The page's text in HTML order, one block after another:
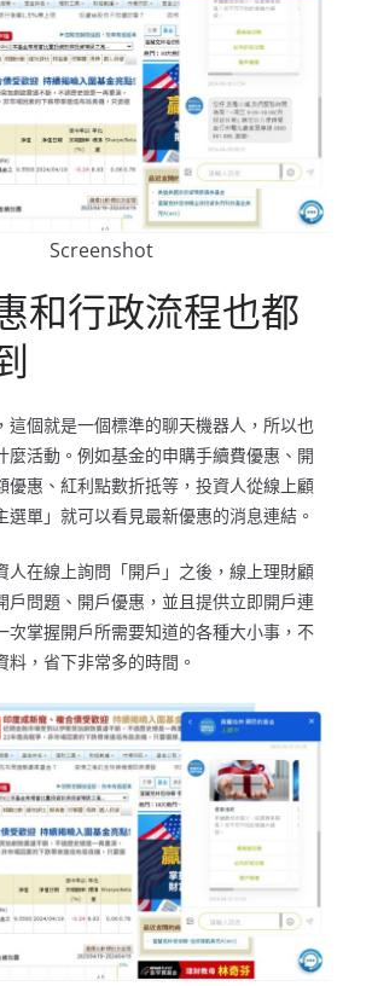
Screenshot
和行政流程也都
這個就是一個標準的聊天機器人，所以也
麼活動。例如基金的申購手續費優惠、開
優惠、紅利點數折抵等，投資人從線上顧
選單」就可以看見最新優惠的消息連結。
人在線上詢問「開戶」之後，線上理財顧
戶問題、開戶優惠，並且提供立即開戶連
次掌握開戶所需要知道的各種大小事，不
料，省下非常多的時間。